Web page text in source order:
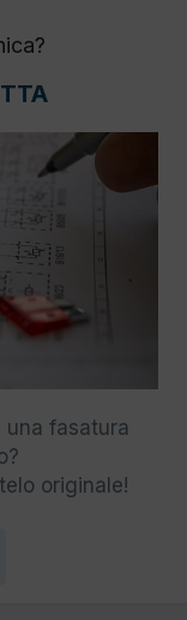
fasatura
originale!